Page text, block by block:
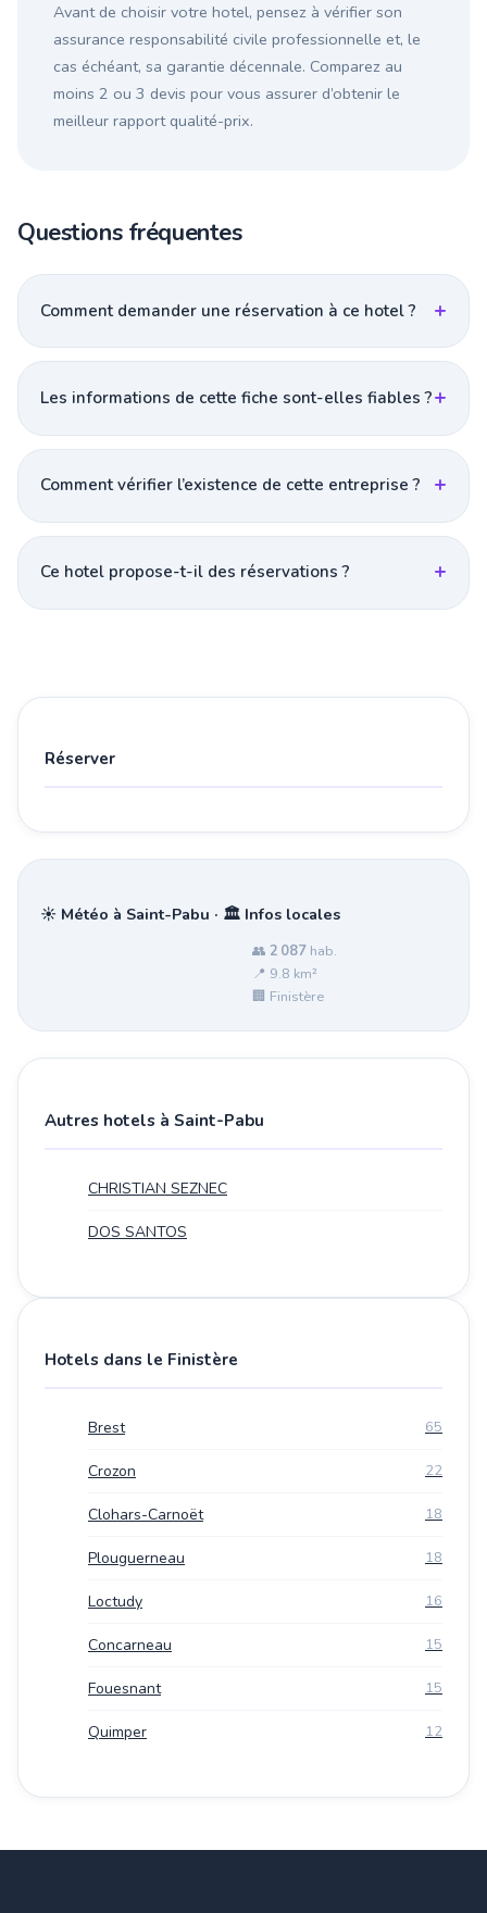
Avant de choisir votre hotel, pensez à vérifier son
assurance responsabilité civile professionnelle et, le
cas échéant, sa garantie décennale. Comparez au
moins 2 ou 3 devis pour vous assurer d’obtenir le
meilleur rapport qualité-prix.
Questions fréquentes
Comment demander une réservation à ce hotel ?
Les informations de cette fiche sont-elles fiables ?
Comment vérifier l’existence de cette entreprise ?
Ce hotel propose-t-il des réservations ?
Réserver
☀️ Météo à Saint-Pabu · 🏛️ Infos locales
👥 2 087 hab.
📍 9.8 km²
🏢 Finistère
Autres hotels à Saint-Pabu
CHRISTIAN SEZNEC
DOS SANTOS
Hotels dans le Finistère
Brest 65
Crozon 22
Clohars-Carnoët 18
Plouguerneau 18
Loctudy 16
Concarneau 15
Fouesnant 15
Quimper 12